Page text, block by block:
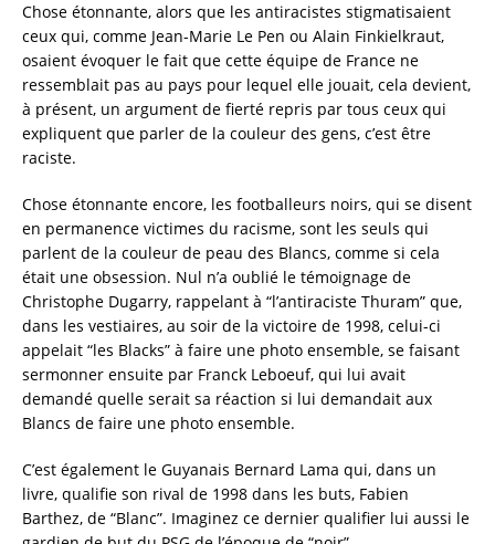
Chose étonnante, alors que les antiracistes stigmatisaient
ceux qui, comme Jean-Marie Le Pen ou Alain Finkielkraut,
osaient évoquer le fait que cette équipe de France ne
ressemblait pas au pays pour lequel elle jouait, cela devient,
à présent, un argument de fierté repris par tous ceux qui
expliquent que parler de la couleur des gens, c’est être
raciste.
Chose étonnante encore, les footballeurs noirs, qui se disent
en permanence victimes du racisme, sont les seuls qui
parlent de la couleur de peau des Blancs, comme si cela
était une obsession. Nul n’a oublié le témoignage de
Christophe Dugarry, rappelant à “l’antiraciste Thuram” que,
dans les vestiaires, au soir de la victoire de 1998, celui-ci
appelait “les Blacks” à faire une photo ensemble, se faisant
sermonner ensuite par Franck Leboeuf, qui lui avait
demandé quelle serait sa réaction si lui demandait aux
Blancs de faire une photo ensemble.
C’est également le Guyanais Bernard Lama qui, dans un
livre, qualifie son rival de 1998 dans les buts, Fabien
Barthez, de “Blanc”. Imaginez ce dernier qualifier lui aussi le